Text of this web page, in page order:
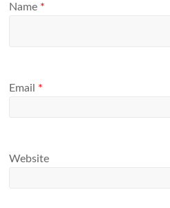
Name *
Email *
Website